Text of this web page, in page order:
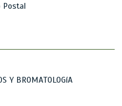
Postal
Y BROMATOLOGíA